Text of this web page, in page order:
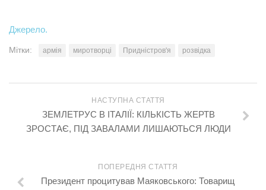
Джерело.
Мітки: армія миротворці Придністров'я розвідка
НАСТУПНА СТАТТЯ
ЗЕМЛЕТРУС В ІТАЛІЇ: КІЛЬКІСТЬ ЖЕРТВ
ЗРОСТАЄ, ПІД ЗАВАЛАМИ ЛИШАЮТЬСЯ ЛЮДИ
ПОПЕРЕДНЯ СТАТТЯ
Президент процитував Маяковського: Товарищ